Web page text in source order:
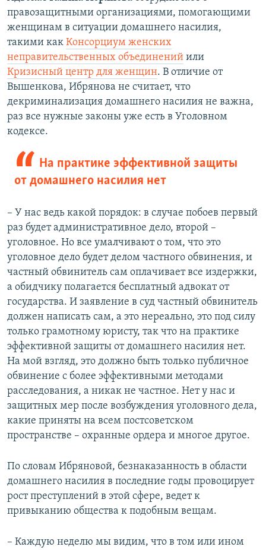
правозащитными организациями, помогающими
женщинам в ситуации домашнего насилия,
такими как Консорциум женских
неправительственных объединений или
Кризисный центр для женщин. В отличие от
Вышенкова, Ибрянова не считает, что
декриминализация домашнего насилия не важна,
раз все нужные законы уже есть в Уголовном
кодексе.
На практике эффективной защиты
от домашнего насилия нет
– У нас ведь какой порядок: в случае побоев первый
раз будет административное дело, второй –
уголовное. Но все умалчивают о том, что это
уголовное дело будет делом частного обвинения, и
частный обвинитель сам оплачивает все издержки,
а обидчику полагается бесплатный адвокат от
государства. И заявление в суд частный обвинитель
должен написать сам, а это нереально, это под силу
только грамотному юристу, так что на практике
эффективной защиты от домашнего насилия нет.
На мой взгляд, это должно быть только публичное
обвинение с более эффективными методами
расследования, а никак не частное. Нет у нас и
защитных мер после возбуждения уголовного дела,
какие приняты на всем постсоветском
пространстве – охранные ордера и многое другое.
По словам Ибряновой, безнаказанность в области
домашнего насилия в последние годы провоцирует
рост преступлений в этой сфере, ведет к
привыканию общества к подобным вещам.
– Каждую неделю мы видим, что в том или ином